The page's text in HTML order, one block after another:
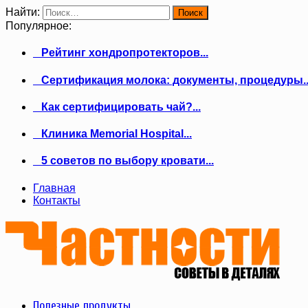
Найти:
Популярное:
Рейтинг хондропротекторов...
Сертификация молока: документы,
Как сертифицировать чай?...
Клиника Memorial Hospital...
5 советов по выбору кровати...
Главная
Контакты